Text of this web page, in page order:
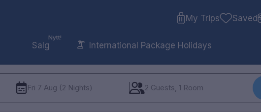
My Trips Saved
Nytt!
Salg International Package Holidays
Fri 7 Aug (2 Nights) 2 Guests, 1 Room